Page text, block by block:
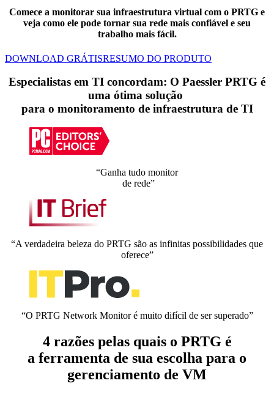
Comece a monitorar sua infraestrutura virtual com o PRTG e
veja como ele pode tornar sua rede mais confiável e seu
trabalho mais fácil.
DOWNLOAD GRÁTISRESUMO DO PRODUTO
Especialistas em TI concordam: O Paessler PRTG é
uma ótima solução
para o monitoramento de infraestrutura de TI
“Ganha tudo monitor
de rede”
“A verdadeira beleza do PRTG são as infinitas possibilidades que
oferece”
“O PRTG Network Monitor é muito difícil de ser superado”
4 razões pelas quais o PRTG é
a ferramenta de sua escolha para o
gerenciamento de VM